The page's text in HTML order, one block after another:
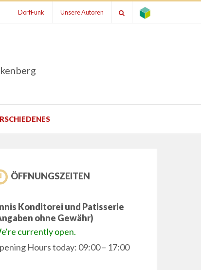
DorfFunk Unsere Autoren
ÖFFNUNGSZEITEN
Konditorei und Patisserie
ohne Gewähr)
currently open.
Hours today: 09:00 – 17:00